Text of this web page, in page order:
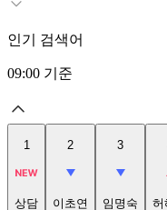
인기 검색어
09:00 기준
1
상담
2
이초연
3
임명숙 허